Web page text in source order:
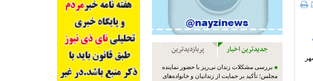
جدیدترین اخبار پربازدیدترین
بررسی مشکلات زندان نی‌ریز با حضور نماینده
مجلس؛ تأکید بر حمایت از زندانیان و خانواده‌های